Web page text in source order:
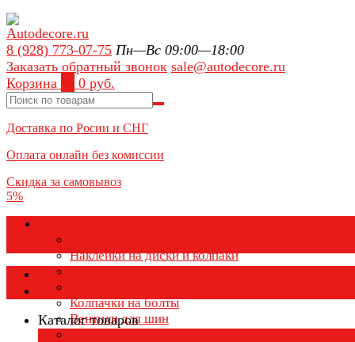
8 (928) 773-07-75 Пн—Вс 09:00—18:00
Заказать обратный звонок sale@autodecore.ru
Корзина
0 руб.
Доставка по Росии и СНГ
Оплата онлайн без комиссии
Скидка за самовывоз
5%
Наклейки на диски и колпаки
Колпаки на колеса
Колпачки на болты
Вентили для шин
Каталог товаров
Каталог товаров